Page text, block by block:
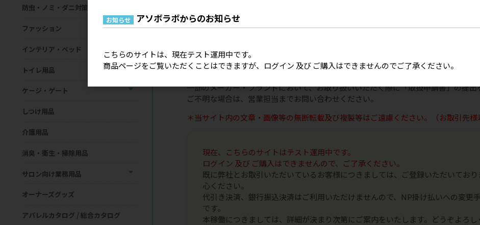
＊欠品・終売について
また、商品をお取り寄せする日数や、欠品商品が再販されるまでの日数等、お時間
さいませ。
一部のメーカー・ブランドにおいて、お取り扱いいただく際に「取扱申請書」の提
ご不明な場合は、営業担当までお問い合わせください。
＊当サイト内の文章・画像等の無断転載及び複製等はご遠慮ください。（お取引先様
現在、こちらのサイトはテスト運用中です。
ログイン 及び ご購入はできませんので、ご了承ください。
既に弊社とお取引いただいているお客様につきましては、ご登録いただいてお
心ください。
代引き決済、銀行振込決済はご利用いただけませんので、NP掛け払いへの変更
です。
本稼働につきましては、詳細が決まり次第にご案内をいたします。どうぞよろし
防虫・ノミ・ダニ対策用品
ファッション
インテリア・ベッド
トイレ用品
ケージ・ゲート
しつけ用品
介護用品
消臭・衛生・掃除用品
サロン向け業務用品
オーナーズグッズ
アパレルカタログ / 総合カタログ
お知らせ アソボラボからのお知らせ
こちらのサイトは、現在テスト運用中です。
商品ページをご覧いただくことはできますが、ログイン 及び ご購入はできませんのでご了承ください。